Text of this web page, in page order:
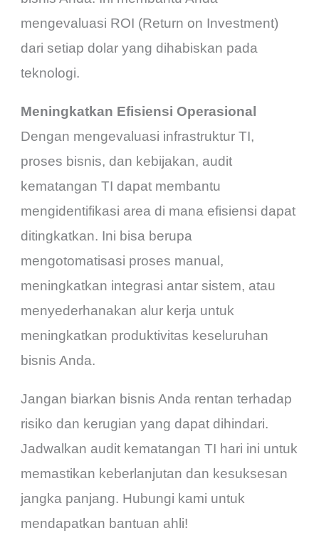
mengevaluasi ROI (Return on Investment)
dari setiap dolar yang dihabiskan pada
teknologi.
Meningkatkan Efisiensi Operasional
Dengan mengevaluasi infrastruktur TI,
proses bisnis, dan kebijakan, audit
kematangan TI dapat membantu
mengidentifikasi area di mana efisiensi dapat
ditingkatkan. Ini bisa berupa
mengotomatisasi proses manual,
meningkatkan integrasi antar sistem, atau
menyederhanakan alur kerja untuk
meningkatkan produktivitas keseluruhan
bisnis Anda.
Jangan biarkan bisnis Anda rentan terhadap
risiko dan kerugian yang dapat dihindari.
Jadwalkan audit kematangan TI hari ini untuk
memastikan keberlanjutan dan kesuksesan
jangka panjang. Hubungi kami untuk
mendapatkan bantuan ahli!